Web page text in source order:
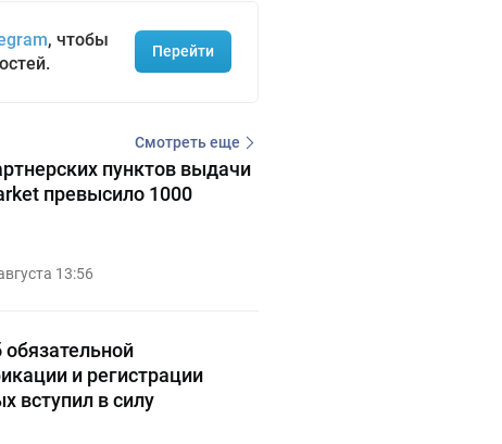
, чтобы
Перейти
Смотреть еще
пунктов выдачи
превысило 1000
13:56
обязательной
и регистрации
вступил в силу